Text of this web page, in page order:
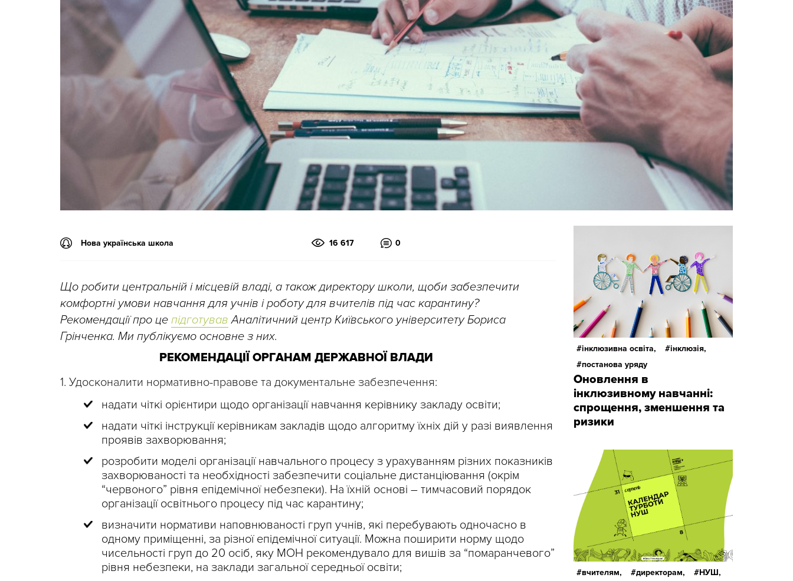
Нова українська школа 16 617 0
Що робити центральній і місцевій владі, а також директору школи, щоби забезпечити
комфортні умови навчання для учнів і роботу для вчителів під час карантину?
Рекомендації про це підготував Аналітичний центр Київського університету Бориса
Грінченка. Ми публікуємо основне з них.
РЕКОМЕНДАЦІЇ ОРГАНАМ ДЕРЖАВНОЇ ВЛАДИ
1. Удосконалити нормативно-правове та документальне забезпечення:
надати чіткі орієнтири щодо організації навчання керівнику закладу освіти;
надати чіткі інструкції керівникам закладів щодо алгоритму їхніх дій у разі виявлення
проявів захворювання;
розробити моделі організації навчального процесу з урахуванням різних показників
захворюваності та необхідності забезпечити соціальне дистанціювання (окрім
“червоного” рівня епідемічної небезпеки). На їхній основі – тимчасовий порядок
організації освітнього процесу під час карантину;
визначити нормативи наповнюваності груп учнів, які перебувають одночасно в
одному приміщенні, за різної епідемічної ситуації. Можна поширити норму щодо
чисельності груп до 20 осіб, яку МОН рекомендувало для вишів за “помаранчевого”
рівня небезпеки, на заклади загальної середньої освіти;
інклюзивна освіта,
інклюзія,
постанова уряду
Оновлення в
інклюзивному навчанні:
спрощення, зменшення та
ризики
вчителям, директорам,
НУШ,